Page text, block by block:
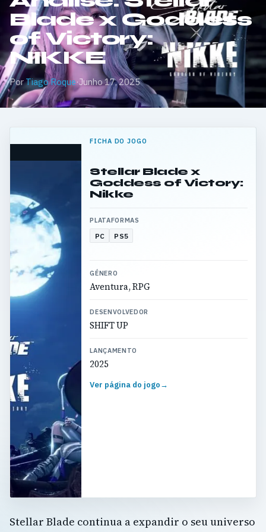
Blade x Goddess
of Victory:
NIKKE
PorTiago Roque·Junho 17, 2025
FICHA DO JOGO
Stellar Blade x
Goddess of Victory:
Nikke
PLATAFORMAS
PC PS5
GÉNERO
Aventura, RPG
DESENVOLVEDOR
SHIFT UP
LANÇAMENTO
2025
Ver página do jogo→
Stellar Blade continua a expandir o seu universo